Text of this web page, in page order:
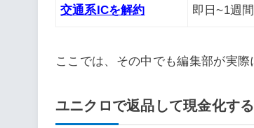
交通系ICを解約 即日~1週間
ここでは、その中でも編集部が実
ユニクロで返品して現金化する